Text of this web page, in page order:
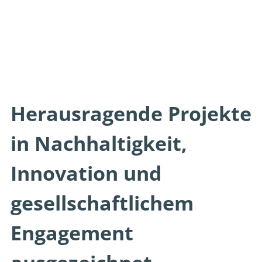
Herausragende Projekte
in Nachhaltigkeit,
Innovation und
gesellschaftlichem
Engagement